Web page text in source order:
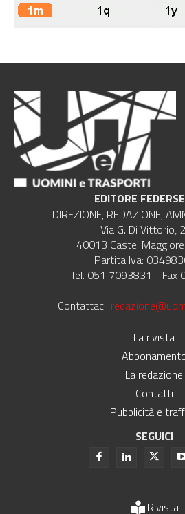
EDITORE
DIREZIONE, REDAZIONE,
Via G. Di Vittorio,
40013 Castel
Partita Iva:
Tel. 051 7093831 - Fax
Contattaci:
La rivista
La redazione
Contatti
Pubblicità e
SEGUICI
Rivista